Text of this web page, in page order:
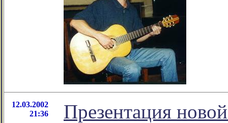
12.03.2002
21:36
Презентация